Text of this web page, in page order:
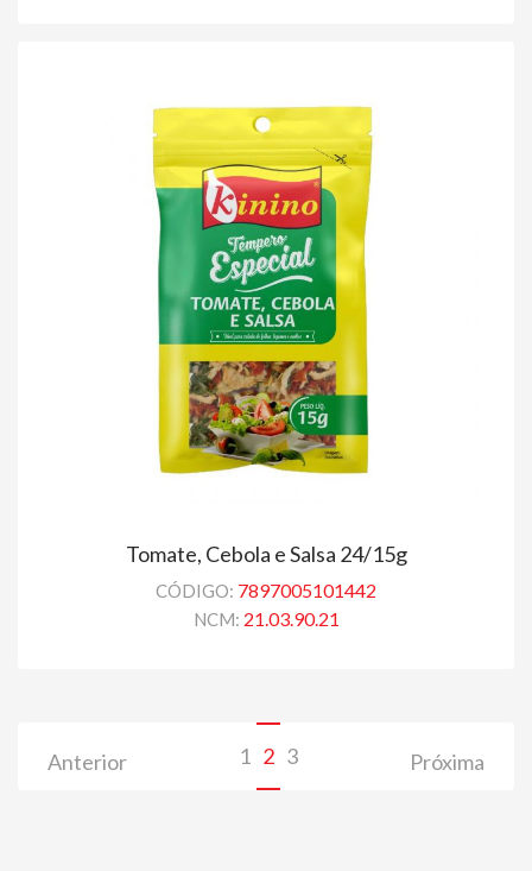
Tomate, Cebola e Salsa 24/15g
CÓDIGO: 7897005101442
NCM: 21.03.90.21
Anterior 1 2 3 Próxima